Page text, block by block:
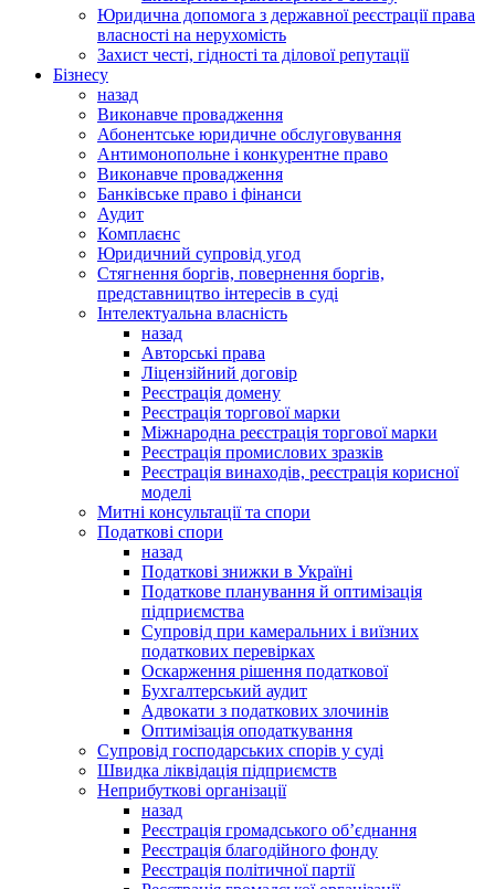
Юридична допомога з державної реєстрації права
власності на нерухомість
Захист честі, гідності та ділової репутації
Бізнесу
назад
Виконавче провадження
Абонентське юридичне обслуговування
Антимонопольне і конкурентне право
Виконавче провадження
Банківське право і фінанси
Аудит
Комплаєнс
Юридичний супровід угод
Стягнення боргів, повернення боргів,
представництво інтересів в суді
Інтелектуальна власність
назад
Авторські права
Ліцензійний договір
Реєстрація домену
Реєстрація торгової марки
Міжнародна реєстрація торгової марки
Реєстрація промислових зразків
Реєстрація винаходів, реєстрація корисної
моделі
Митні консультації та спори
Податкові спори
назад
Податкові знижки в Україні
Податкове планування й оптимізація
підприємства
Супровід при камеральних і виїзних
податкових перевірках
Оскарження рішення податкової
Бухгалтерський аудит
Адвокати з податкових злочинів
Оптимізація оподаткування
Супровід господарських спорів у суді
Швидка ліквідація підприємств
Неприбуткові організації
назад
Реєстрація громадського об’єднання
Реєстрація благодійного фонду
Реєстрація політичної партії